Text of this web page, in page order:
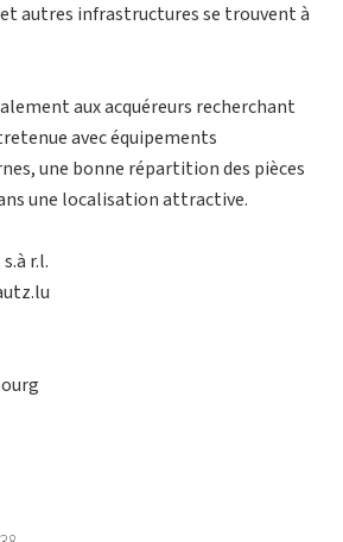
autres infrastructures se trouvent à
aux acquéreurs recherchant
avec équipements
une bonne répartition des pièces
une localisation attractive.
r.l.